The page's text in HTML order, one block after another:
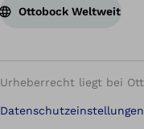
Ottobock Weltweit
Urheberrecht liegt bei
Datenschutzeinstellungen